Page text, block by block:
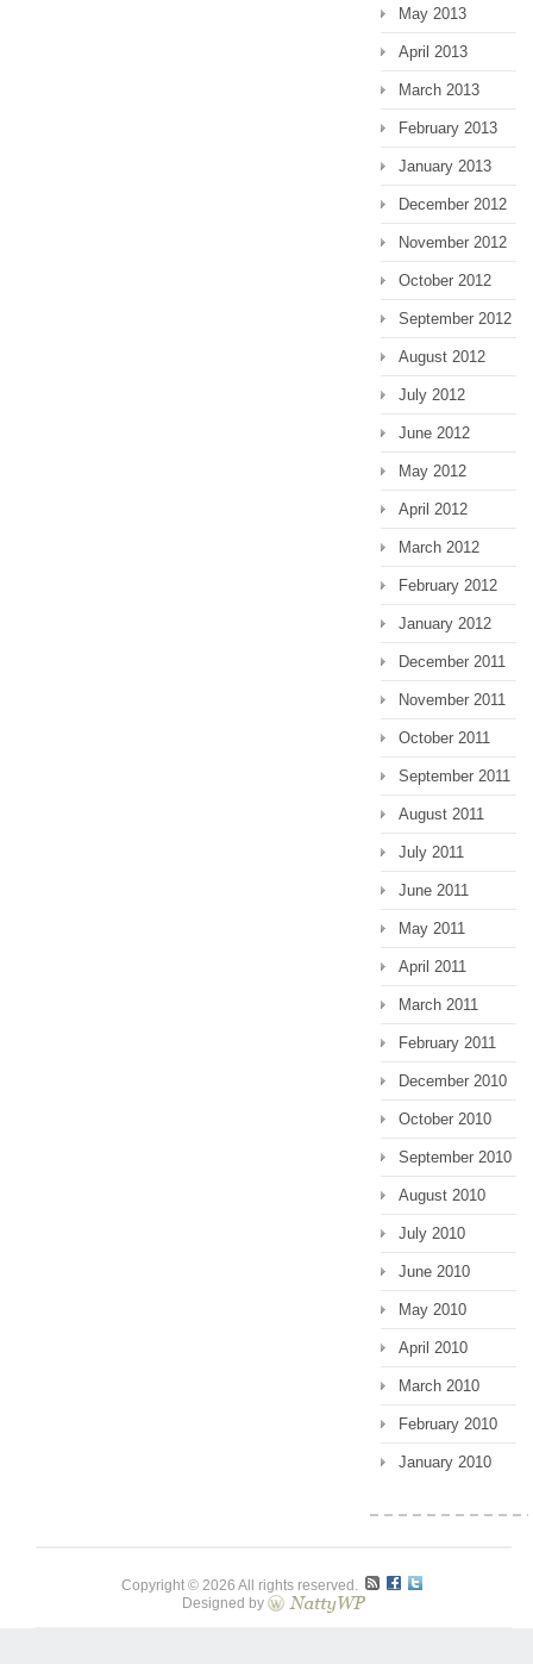
May 2013
April 2013
March 2013
February 2013
January 2013
December 2012
November 2012
October 2012
September 2012
August 2012
July 2012
June 2012
May 2012
April 2012
March 2012
February 2012
January 2012
December 2011
November 2011
October 2011
September 2011
August 2011
July 2011
June 2011
May 2011
April 2011
March 2011
February 2011
December 2010
October 2010
September 2010
August 2010
July 2010
June 2010
May 2010
April 2010
March 2010
February 2010
January 2010
Copyright © 2026 All rights reserved.
Designed by